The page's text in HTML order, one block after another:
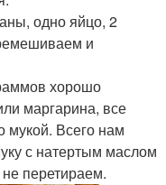
одно яйцо, 2
и
хорошо
маргарина, все
мукой. Всего нам
с натертым маслом
перетираем.